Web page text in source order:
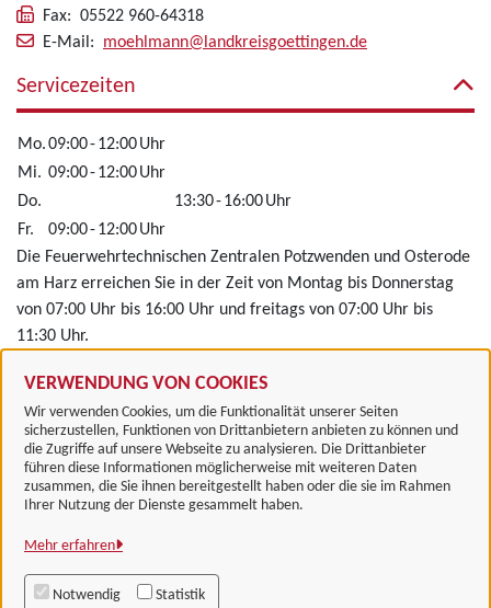
VERWENDUNG VON COOKIES
Wir verwenden Cookies, um die Funktionalität unserer Seiten
sicherzustellen, Funktionen von Drittanbietern anbieten zu können und
die Zugriffe auf unsere Webseite zu analysieren. Die Drittanbieter
führen diese Informationen möglicherweise mit weiteren Daten
zusammen, die Sie ihnen bereitgestellt haben oder die sie im Rahmen
Ihrer Nutzung der Dienste gesammelt haben.
Mehr erfahren
Notwendig Statistik
Fax: 05522 960-64318
E-Mail: moehlmann@landkreisgoettingen.de
Servicezeiten
Mo.09:00-12:00Uhr
Mi. 09:00-12:00Uhr
Do.
13:30-16:00Uhr
Fr.
09:00-12:00Uhr
Die Feuerwehrtechnischen Zentralen Potzwenden und Osterode
am Harz erreichen Sie in der Zeit von Montag bis Donnerstag
von 07:00 Uhr bis 16:00 Uhr und freitags von 07:00 Uhr bis
11:30 Uhr.
Alle zugeordneten Einrichtungen
Landkreis Göttingen
Alle Rechte vorbehalten